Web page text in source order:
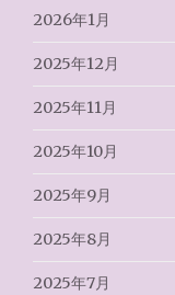
2026年1月
2025年12月
2025年11月
2025年10月
2025年9月
2025年8月
2025年7月